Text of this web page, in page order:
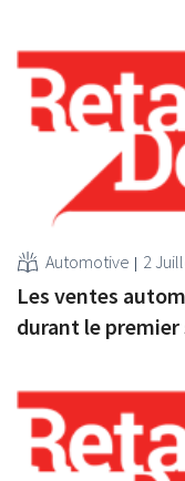
Automotive 2
Les ventes
durant le